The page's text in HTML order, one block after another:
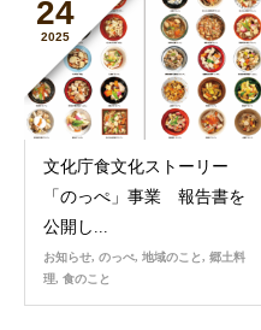
24
2025
文化庁食文化ストーリー
「のっぺ」事業 報告書を
公開し...
お知らせ, のっぺ, 地域のこと, 郷土料
理, 食のこと